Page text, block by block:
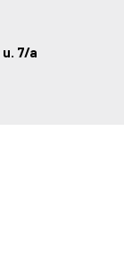
7/a